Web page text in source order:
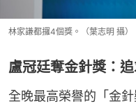
林家謙都攞4個獎。（葉志明 攝）
盧冠廷奪金針獎：
全晚最高榮譽的「金